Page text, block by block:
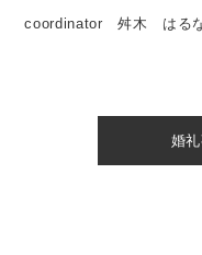
coordinator 舛木 はる
婚